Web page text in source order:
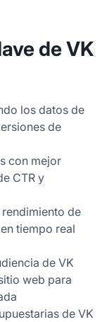
de VK
los datos de
de
con mejor
CTR y
de
tiempo real
de VK
web para
de VK